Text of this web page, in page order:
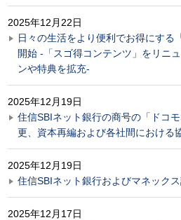
2025年12月22日
日々の生活をより便利でお得にする
開始 -「スゴ得コンテンツ」をリニ
ンや特典を拡充-
2025年12月19日
住信SBIネット銀行の商号の「ドコ
更、資本再編および各社間における
2025年12月19日
住信SBIネット銀行およびマネック
2025年12月17日